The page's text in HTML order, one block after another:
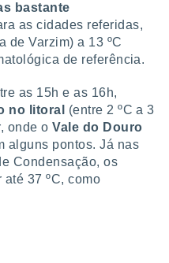
bastante
as cidades referidas,
de Varzim) a 13 ºC
de referência.
as 15h e as 16h,
no litoral
(entre 2 ºC a 3
onde o Vale do Douro
alguns pontos. Já nas
Condensação, os
37 ºC, como